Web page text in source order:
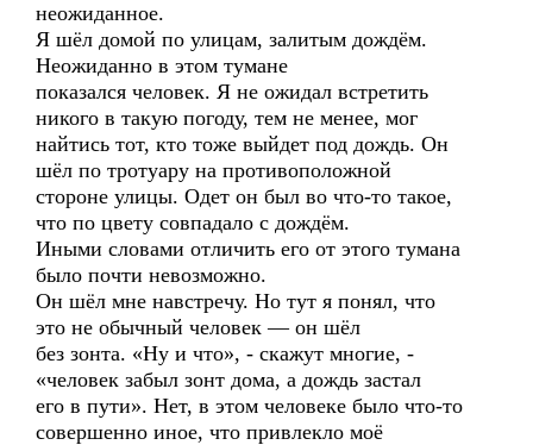
неожиданное.
Я шёл домой по улицам, залитым дождём.
Неожиданно в этом тумане
показался человек. Я не ожидал встретить
никого в такую погоду, тем не менее, мог
найтись тот, кто тоже выйдет под дождь. Он
шёл по тротуару на противоположной
стороне улицы. Одет он был во что-то такое,
что по цвету совпадало с дождём.
Иными словами отличить его от этого тумана
было почти невозможно.
Он шёл мне навстречу. Но тут я понял, что
это не обычный человек — он шёл
без зонта. «Ну и что», - скажут многие, -
«человек забыл зонт дома, а дождь застал
его в пути». Нет, в этом человеке было что-то
совершенно иное, что привлекло моё